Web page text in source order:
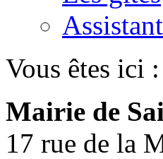
Vous êtes ici :
Mairie de
17 rue de la